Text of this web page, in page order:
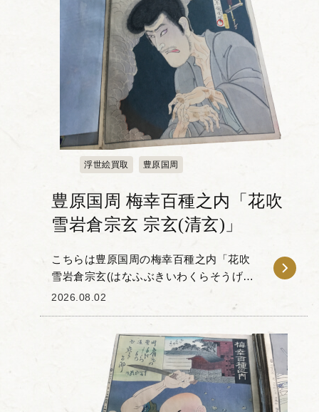
浮世絵買取 豊原国周
豊原国周 梅幸百種之内「花吹
雪岩倉宗玄 宗玄(清玄)」
こちらは豊原国周の梅幸百種之内「花吹
雪岩倉宗玄(はなふぶきいわくらそうげん)
宗玄(清玄)」です。 「梅幸百種(ばいこう
ひゃくしゅ)」とは、梅幸という歌舞伎役
2026.08.02